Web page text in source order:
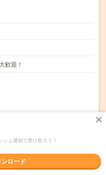
歓迎！
)で部品の運搬、入出庫、検品
ク等の自動車部品≪待遇…
/ 英語力不要
登録だけでもOK！履歴書不要
氏名・職種などを入力す…
ュ通知で受け取ろう！
ロード